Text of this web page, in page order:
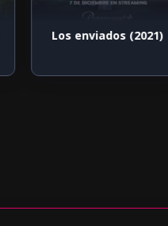
Los enviados (2021)